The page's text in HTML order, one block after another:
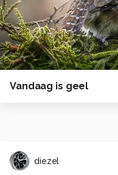
Vandaag is geel
diezel